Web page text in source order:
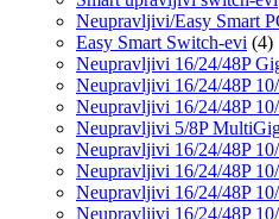
Neupravljivi/Easy Smart
Easy Smart Switch-evi (4)
Neupravljivi 16/24/48P
Neupravljivi 16/24/48P
Neupravljivi 16/24/48P
Neupravljivi 5/8P
Neupravljivi 16/24/48P
Neupravljivi 16/24/48P
Neupravljivi 16/24/48P
Neupravljivi 16/24/48P